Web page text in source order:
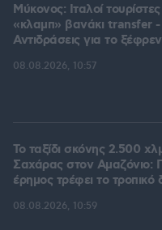
Μύκονος: Ιταλοί
«κλαμπ» βανάκι transfer -
Αντιδράσεις για το
08.08.2026, 10:57
Το ταξίδι σκόνης 2.500
Σαχάρας στον Αμαζόνιο:
έρημος τρέφει το τροπικό
08.08.2026, 10:59